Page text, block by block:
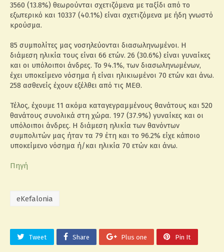
3560 (13.8%) θεωρούνται σχετιζόμενα με ταξίδι από το
εξωτερικό και 10337 (40.1%) είναι σχετιζόμενα με ήδη γνωστό
κρούσμα.
85 συμπολίτες μας νοσηλεύονται διασωληνωμένοι. Η
διάμεση ηλικία τους είναι 66 ετών. 26 (30.6%) είναι γυναίκες
και οι υπόλοιποι άνδρες. To 94.1%, των διασωληνωμένων,
έχει υποκείμενο νόσημα ή είναι ηλικιωμένοι 70 ετών και άνω.
258 ασθενείς έχουν εξέλθει από τις ΜΕΘ.
Τέλος, έχουμε 11 ακόμα καταγεγραμμένους θανάτους και 520
θανάτους συνολικά στη χώρα. 197 (37.9%) γυναίκες και οι
υπόλοιποι άνδρες. Η διάμεση ηλικία των θανόντων
συμπολιτών μας ήταν τα 79 έτη και το 96.2% είχε κάποιο
υποκείμενο νόσημα ή/και ηλικία 70 ετών και άνω.
Πηγή
eKefalonia
Tweet Share Plus one Pin It